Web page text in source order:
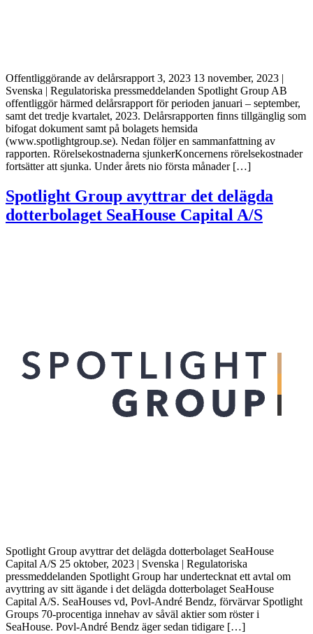
Offentliggörande av delårsrapport 3, 2023 13 november, 2023 |
Svenska | Regulatoriska pressmeddelanden Spotlight Group AB
offentliggör härmed delårsrapport för perioden januari – september,
samt det tredje kvartalet, 2023. Delårsrapporten finns tillgänglig som
bifogat dokument samt på bolagets hemsida
(www.spotlightgroup.se). Nedan följer en sammanfattning av
rapporten. Rörelsekostnaderna sjunkerKoncernens rörelsekostnader
fortsätter att sjunka. Under årets nio första månader […]
Spotlight Group avyttrar det delägda
dotterbolaget SeaHouse Capital A/S
Spotlight Group avyttrar det delägda dotterbolaget SeaHouse
Capital A/S 25 oktober, 2023 | Svenska | Regulatoriska
pressmeddelanden Spotlight Group har undertecknat ett avtal om
avyttring av sitt ägande i det delägda dotterbolaget SeaHouse
Capital A/S. SeaHouses vd, Povl-André Bendz, förvärvar Spotlight
Groups 70-procentiga innehav av såväl aktier som röster i
SeaHouse. Povl-André Bendz äger sedan tidigare […]